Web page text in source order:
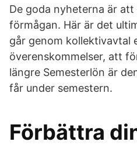
De goda nyheterna är
förmågan. Här är det
går genom kollektivavtal
överenskommelser, att
längre Semesterlön är
får under semestern.
Förbättra